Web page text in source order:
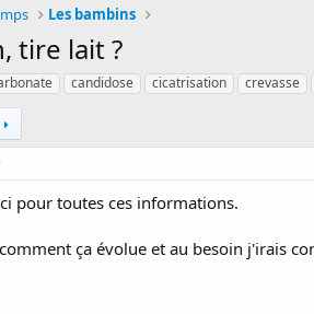
Les bambins
tire lait ?
candidose cicatrisation crevasse
pour toutes ces informations.
ça évolue et au besoin j'irais